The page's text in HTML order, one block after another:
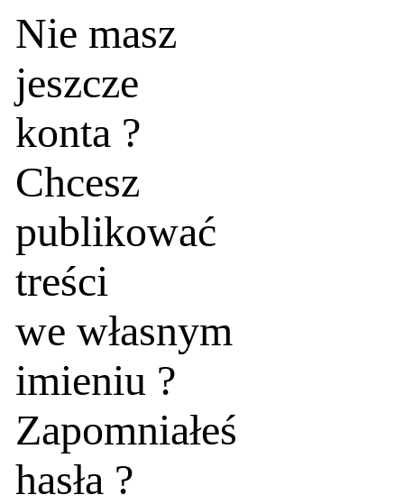
Nie masz
jeszcze
konta ?
Chcesz
publikować
treści
we własnym
imieniu ?
Zapomniałeś
hasła ?